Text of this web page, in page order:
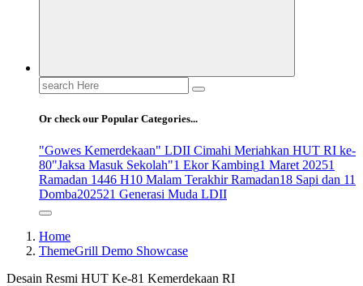
Search
for:
Or check our Popular Categories...
"Gowes Kemerdekaan" LDII Cimahi Meriahkan HUT RI ke-
80"Jaksa Masuk Sekolah"1 Ekor Kambing1 Maret 20251
Ramadan 1446 H10 Malam Terakhir Ramadan18 Sapi dan 11
Domba202521 Generasi Muda LDII
Home
ThemeGrill Demo Showcase
Desain Resmi HUT Ke-81 Kemerdekaan RI